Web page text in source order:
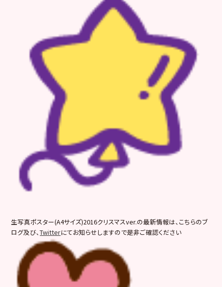
生写真ポスター(A4サイズ)2016クリスマスver.の最新情報は、こちらのブ
ログ及び、Twitterにてお知らせしますので是非ご確認ください